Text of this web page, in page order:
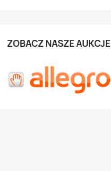
ZOBACZ NASZE AUKCJE